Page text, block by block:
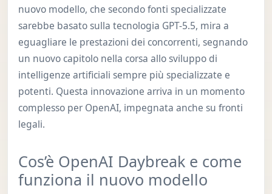
nuovo modello, che secondo fonti specializzate
sarebbe basato sulla tecnologia GPT-5.5, mira a
eguagliare le prestazioni dei concorrenti, segnando
un nuovo capitolo nella corsa allo sviluppo di
intelligenze artificiali sempre più specializzate e
potenti. Questa innovazione arriva in un momento
complesso per OpenAI, impegnata anche su fronti
legali.
Cos’è OpenAI Daybreak e come
funziona il nuovo modello